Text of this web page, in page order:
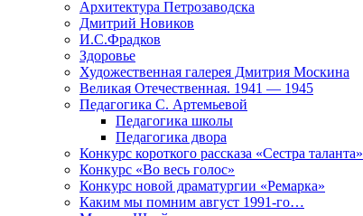
Архитектура Петрозаводска
Дмитрий Новиков
И.С.Фрадков
Здоровье
Художественная галерея Дмитрия Москина
Великая Отечественная. 1941 — 1945
Педагогика С. Артемьевой
Педагогика школы
Педагогика двора
Конкурс короткого рассказа «Сестра таланта»
Конкурс «Во весь голос»
Конкурс новой драматургии «Ремарка»
Каким мы помним август 1991-го…